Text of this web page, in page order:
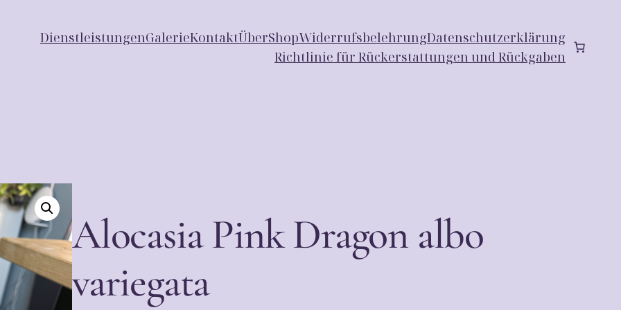
DienstleistungenGalerieKontaktÜberShopWiderrufsbelehrungDatenschutzerklärung
Richtlinie für Rückerstattungen und Rückgaben
Alocasia Pink Dragon albo
variegata